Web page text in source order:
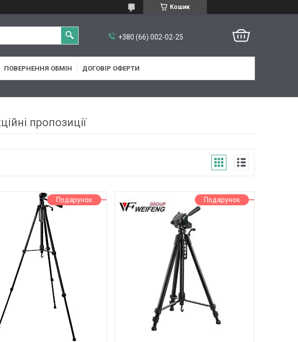
Кошик
+380 (66) 002-02-25
ПОВЕРНЕННЯ ОБМІН ДОГОВІР ОФЕРТИ
пропозиції
Подарунок Подарунок